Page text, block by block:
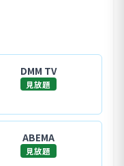
DMM TV
見放題
ABEMA
見放題